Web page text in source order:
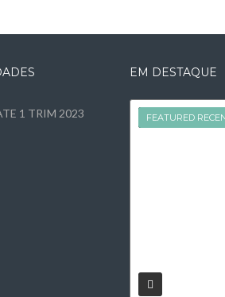
1 TRIM 2023
EM DESTAQUE
FEATURED
FEATURED